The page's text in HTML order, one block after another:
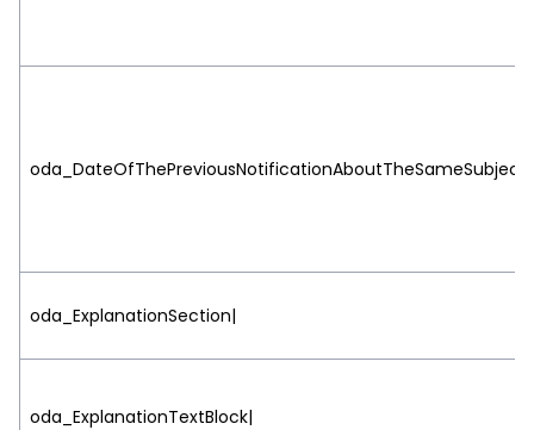
oda_DateOfThePreviousNotificationAboutTheSameSubject|
oda_ExplanationSection|
oda_ExplanationTextBlock|